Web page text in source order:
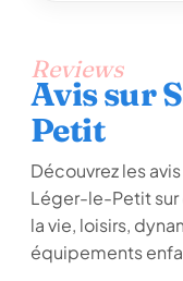
Reviews
Avis sur
Petit
Découvrez les
Léger-le-Petit sur
la vie, loisirs,
équipements